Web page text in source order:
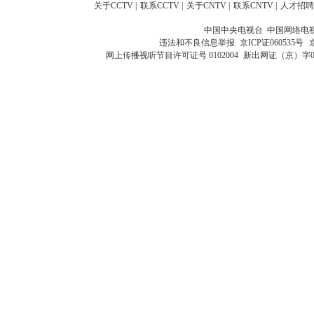
关于CCTV 联系CCTV 关于CNTV 联系CNTV 人才招聘
中国中央电视台 中国网络电
违法和不良信息举报 京ICP证060535号
网上传播视听节目许可证号 0102004 新出网证（京）